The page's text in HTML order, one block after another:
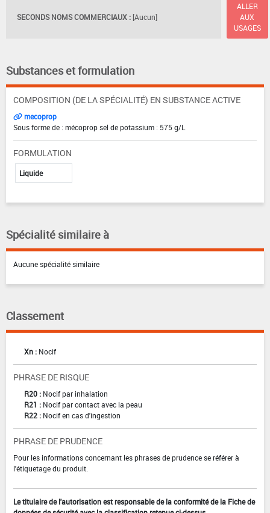
SECONDS NOMS COMMERCIAUX : [Aucun]
ALLER
AUX
USAGES
Substances et formulation
COMPOSITION (DE LA SPÉCIALITÉ) EN SUBSTANCE ACTIVE
mecoprop
Sous forme de : mécoprop sel de potassium : 575 g/L
FORMULATION
Liquide
Spécialité similaire à
Aucune spécialité similaire
Classement
Xn : Nocif
PHRASE DE RISQUE
R20 : Nocif par inhalation
R21 : Nocif par contact avec la peau
R22 : Nocif en cas d'ingestion
PHRASE DE PRUDENCE
Pour les informations concernant les phrases de prudence se référer à
l'étiquetage du produit.
Le titulaire de l'autorisation est responsable de la conformité de la Fiche de